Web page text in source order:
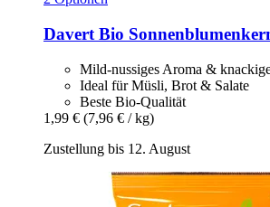
Davert Bio
Mild-nussiges Aroma &
Ideal für Müsli, Brot & Salate
Beste Bio-Qualität
1,99 € (7,96 € / kg)
Zustellung bis 12. August